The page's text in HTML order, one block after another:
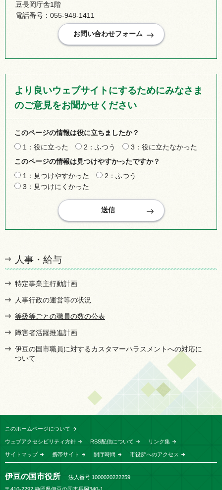
豆長岡庁舎1階
電話番号：055-948-1411
より良いウェブサイトにするためにみなさま
のご意見をお聞かせください
このページの情報は役に立ちましたか？
1：役に立った
2：ふつう
3：役に立たなかった
このページの情報は見つけやすかったですか？
1：見つけやすかった
2：ふつう
3：見つけにくかった
人事・給与
特定事業主行動計画
人事行政の運営等の状況
等級等ごとの職員の数の公表
障害者活躍推進計画
伊豆の国市職員に対するカスタマーハラスメントへの対応に
ついて
このホームページについて
ウェブアクセシビリティ方針 RSS配信について リンク集
サイトマップ 携帯サイト 開庁時間 市役所へのアクセス
伊豆の国市役所
法人番号 1000020222259